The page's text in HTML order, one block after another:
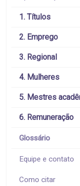
1. Títulos
2. Emprego
3. Regional
4. Mulheres
5. Mestres
6. Remuneração
Glossário
Equipe e contato
Como citar